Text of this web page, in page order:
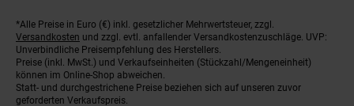
Fußnoten
*Alle Preise in Euro (€) inkl. gesetzlicher Mehrwertsteuer, zzgl.
Versandkosten und zzgl. evtl. anfallender Versandkostenzuschläge. UVP:
Unverbindliche Preisempfehlung des Herstellers.
Preise (inkl. MwSt.) und Verkaufseinheiten (Stückzahl/Mengeneinheit)
können im Online-Shop abweichen.
Statt- und durchgestrichene Preise beziehen sich auf unseren zuvor
geforderten Verkaufspreis.